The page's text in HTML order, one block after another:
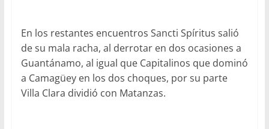
En los restantes encuentros Sancti Spíritus salió
de su mala racha, al derrotar en dos ocasiones a
Guantánamo, al igual que Capitalinos que dominó
a Camagüey en los dos choques, por su parte
Villa Clara dividió con Matanzas.